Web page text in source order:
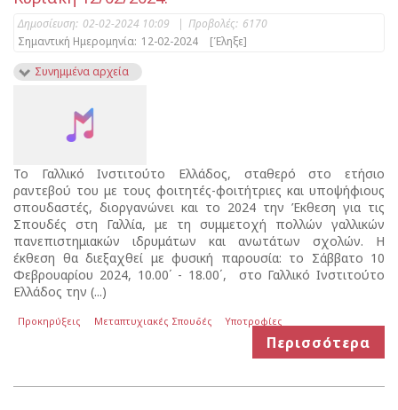
Δημοσίευση: 02-02-2024 10:09 | Προβολές: 6170
Σημαντική Ημερομηνία: 12-02-2024
[Έληξε]
Συνημμένα αρχεία
To Γαλλικό Ινστιτούτο Ελλάδος, σταθερό στο ετήσιο
ραντεβού του με τους φοιτητές-φοιτήτριες και υποψήφιους
σπουδαστές, διοργανώνει και το 2024 την Έκθεση για τις
Σπουδές στη Γαλλία, με τη συμμετοχή πολλών γαλλικών
πανεπιστημιακών ιδρυμάτων και ανωτάτων σχολών. Η
έκθεση θα διεξαχθεί με φυσική παρουσία: το Σάββατο 10
Φεβρουαρίου 2024, 10.00΄ - 18.00΄, στο Γαλλικό Ινστιτούτο
Ελλάδος την (...)
Προκηρύξεις Μεταπτυχιακές Σπουδές Υποτροφίες
Περισσότερα